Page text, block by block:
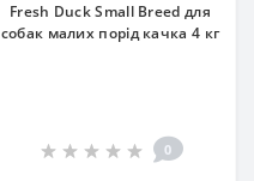
Fresh Duck Small Breed для
cобак малих порід качка 4 кг
0